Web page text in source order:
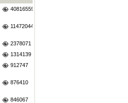
40816559
11472044
2378071
1314139
912747
876410
846067